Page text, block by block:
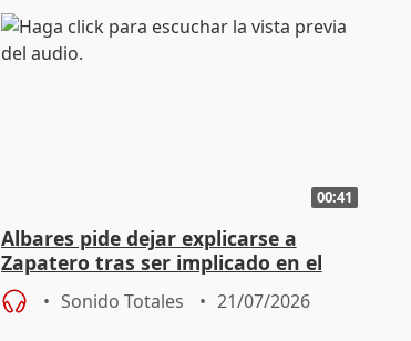
00:41
Albares pide dejar explicarse a
Zapatero tras ser implicado en el
rescate de Plus Ultra
Sonido Totales 21/07/2026